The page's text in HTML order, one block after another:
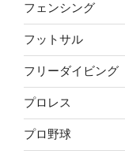
フェンシング
フットサル
フリーダイビング
プロレス
プロ野球